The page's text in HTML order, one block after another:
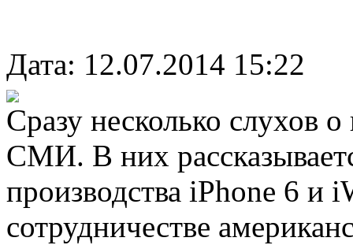
Дата: 12.07.2014 15:22
Сразу несколько слухов
СМИ. В них
производства iPhone 6 и
сотрудничестве